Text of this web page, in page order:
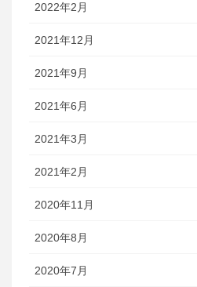
2022年2月
2021年12月
2021年9月
2021年6月
2021年3月
2021年2月
2020年11月
2020年8月
2020年7月